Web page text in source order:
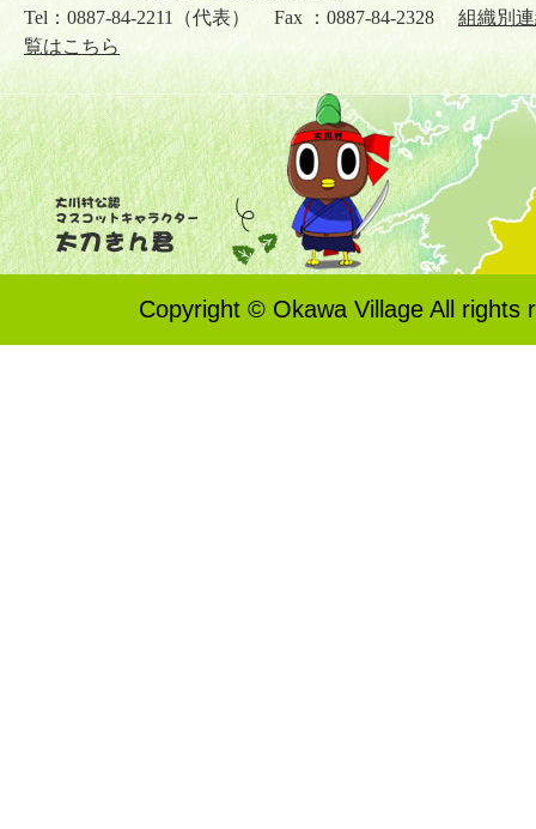
Tel：0887-84-2211（代表） Fax ：0887-84-2328 組織別
覧はこちら
Copyright © Okawa Village All rights